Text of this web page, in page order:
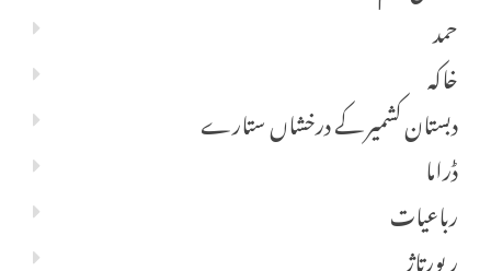
حمد
خاکہ
دبستان کشمیر کے درخشاں ستارے
ڈراما
رباعیات
رپورتاژ